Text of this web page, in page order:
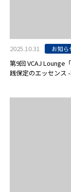
2025.10.31 お知ら
第9回 VCAJ Lounge
践保定のエッセンス